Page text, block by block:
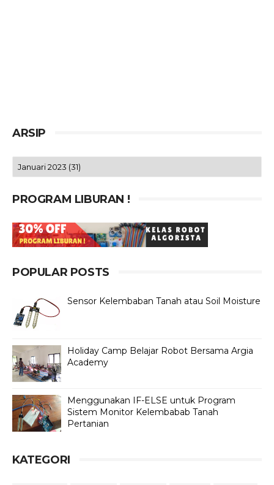
ARSIP
PROGRAM LIBURAN !
POPULAR POSTS
Sensor Kelembaban Tanah atau Soil Moisture
Holiday Camp Belajar Robot Bersama Argia
Academy
Menggunakan IF-ELSE untuk Program
Sistem Monitor Kelembabab Tanah
Pertanian
KATEGORI